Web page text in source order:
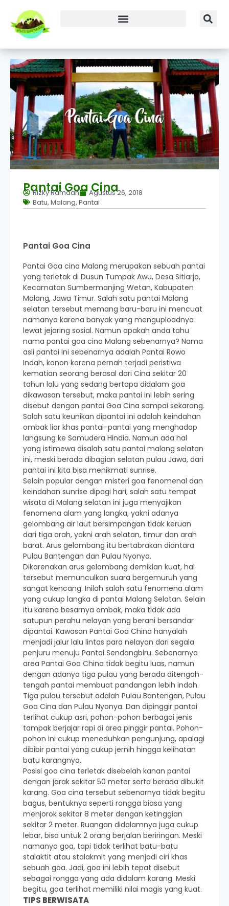
Pantai Goa Cina
Rizky Ramdan
Agustus 26, 2018
Batu, Malang, Pantai
Pantai Goa Cina
Pantai Goa cina Malang merupakan sebuah pantai
yang terletak di Dusun Tumpak Awu, Desa Sitiarjo,
Kecamatan Sumbermanjing Wetan, Kabupaten
Malang, Jawa Timur. Salah satu pantai Malang
selatan tersebut memang baru-baru ini mencuat
namanya karena banyak yang menguploadnya
lewat jejaring sosial. Namun apakah anda tahu
nama pantai goa cina Malang sebenarnya? Nama
asli pantai ini sebenarnya adalah Pantai Rowo
Indah, konon karena pernah terjadi peristiwa
kematian seorang berasal dari Cina sekitar 20
tahun lalu yang sedang bertapa didalam goa
dikawasan tersebut, maka pantai ini lebih sering
disebut dengan pantai Goa Cina sampai sekarang.
Salah satu keunikan dipantai ini adalah keindahan
ombak liar khas pantai-pantai yang menghadap
langsung ke Samudera Hindia. Namun ada hal
yang istimewa disalah satu pantai malang selatan
ini, meski berada dibagian selatan pulau Jawa, dari
pantai ini kita bisa menikmati sunrise.
Selain popular dengan misteri goa fenomenal dan
keindahan sunrise dipagi hari, salah satu tempat
wisata di Malang selatan ini juga menyajikan
fenomena alam yang langka, yakni adanya
gelombang air laut bersimpangan tidak keruan
dari tiga arah, yakni arah selatan, timur dan arah
barat. Arus gelombang itu bertabrakan diantara
Pulau Bantengan dan Pulau Nyonya.
Dikarenakan arus gelombang demikian kuat, hal
tersebut memunculkan suara bergemuruh yang
sangat kencang. Inilah salah satu fenomena alam
yang cukup langka di pantai Malang Selatan. Selain
itu karena besarnya ombak, maka tidak ada
satupun perahu nelayan yang berani bersandar
dipantai. Kawasan Pantai Goa China hanyalah
menjadi jalur lalu lintas para nelayan dari segala
penjuru menuju Pantai Sendangbiru. Sebenarnya
area Pantai Goa China tidak begitu luas, namun
dengan adanya tiga pulau yang berada ditengah-
tengah pantai membuat pandangan lebih indah.
Tiga pulau tersebut adalah Pulau Bantengan, Pulau
Goa Cina dan Pulau Nyonya. Dan dipinggir pantai
terlihat cukup asri, pohon-pohon berbagai jenis
tampak berjajar rapi di area pinggir pantai. Pohon-
pohon ini cukup meneduhkan pengunjung, apalagi
dibibir pantai yang cukup jernih hingga kelihatan
batu karangnya.
Posisi goa cina terletak disebelah kanan pantai
dengan jarak sekitar 50 meter serta berada dibukit
karang. Goa cina tersebut sebenarnya tidak begitu
bagus, bentuknya seperti rongga biasa yang
menjorok sekitar 8 meter dengan ketinggian
sekitar 2 meter. Ruangan didalamnya juga cukup
lebar, bisa untuk 2 orang berjalan beriringan. Meski
namanya goa, tapi tidak terlihat batu-batu
stalaktit atau stalakmit yang menjadi ciri khas
sebuah goa. Jadi, goa ini lebih tepat disebut
sebagai rongga yang ada didalam karang. Meski
begitu, goa terlihat memiliki nilai magis yang kuat.
TIPS BERWISATA